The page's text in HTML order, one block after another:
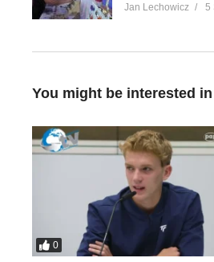
Jan Lechowicz 5
You might be interested in
0